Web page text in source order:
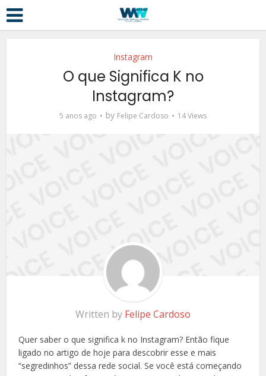
Instagram
O que Significa K no
Instagram?
5 anos ago by Felipe Cardoso 14 Views
Written by Felipe Cardoso
Quer saber o que significa k no Instagram? Então fique
ligado no artigo de hoje para descobrir esse e mais
“segredinhos” dessa rede social. Se você está começando